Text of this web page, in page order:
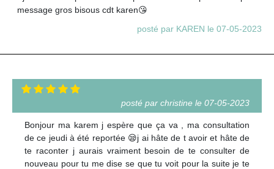
message gros bisous cdt karen😘
posté par KAREN le 07-05-2023
posté par christine le 07-05-2023
Bonjour ma karem j espère que ça va , ma consultation
de ce jeudi à été reportée 😪j ai hâte de t avoir et hâte de
te raconter j aurais vraiment besoin de te consulter de
nouveau pour tu me dise se que tu voit pour la suite je te